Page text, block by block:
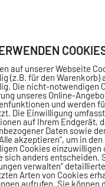
Mantz
Schwimmer
über 400m
der
auf unserer Webseite
(z.B. für den Warenkorb)
Die nicht-notwendigen
unseres Online-
und werden
Die Einwilligung
auf Ihrem Endgerät,
Daten sowie
akzeptieren“, um in
Cookies einzuwilligen
sich anders entscheiden.
verwalten“
Arten von Cookies
aufrufen. Sie können